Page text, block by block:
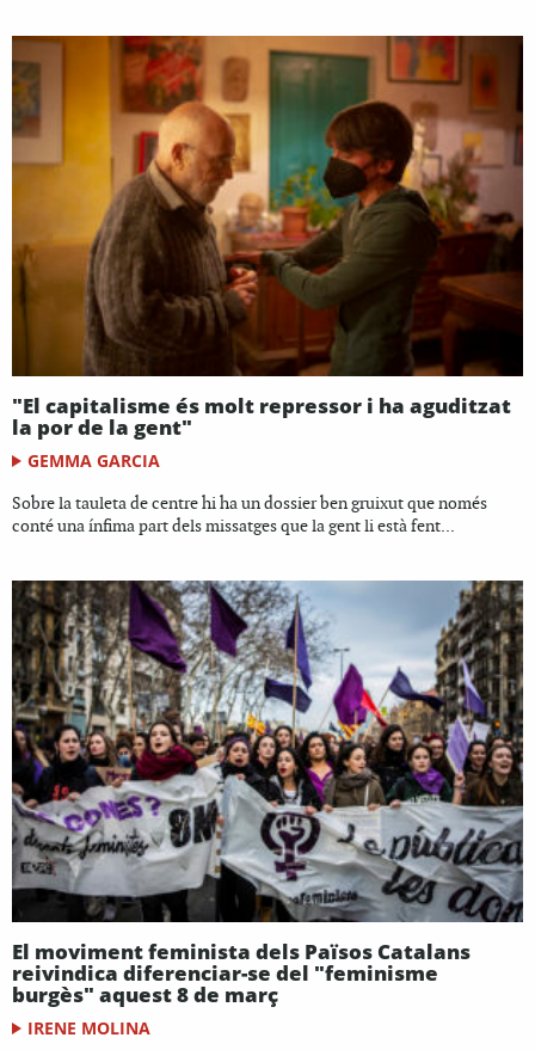
"El capitalisme és molt repressor i ha aguditzat
la por de la gent"
GEMMA GARCIA
Sobre la tauleta de centre hi ha un dossier ben gruixut que només
conté una ínfima part dels missatges que la gent li està fent...
El moviment feminista dels Països Catalans
reivindica diferenciar-se del "feminisme
burgès" aquest 8 de març
IRENE MOLINA